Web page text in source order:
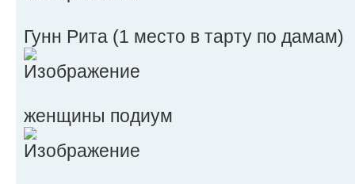
Гунн Рита (1 место в тарту по дамам)
женщины подиум